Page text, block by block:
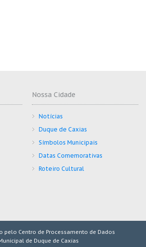
Nossa Cidade
Notícias
Duque de Caxias
Símbolos Municipais
Datas Comemorativas
Roteiro Cultural
pelo Centro de Processamento de Dados
de Duque de Caxias